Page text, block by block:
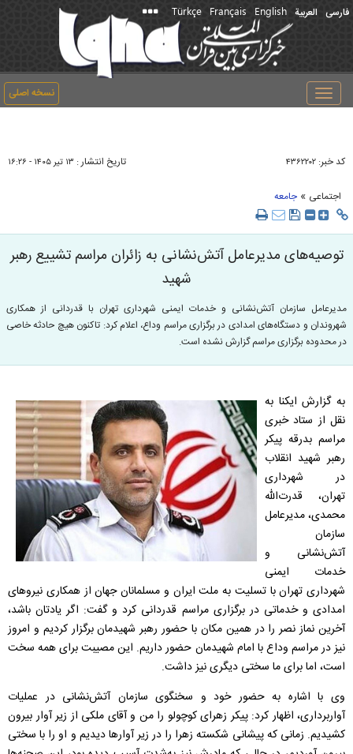
فارسی العربیة English
Français
Türkçe
نسخه اصلی
Toggle
navigation
کد خبر: ۴۳۶۲۲۰۲ تاریخ انتشار : ۱۳ تير ۱۴۰۵ - ۱۶:۲۶
اجتماعی » جامعه
توصیه‌های مدیرعامل آتش‌نشانی به زائران مراسم تشییع رهبر
شهید
مدیرعامل سازمان آتش‌نشانی و خدمات ایمنی شهرداری تهران با قدردانی از همکاری
شهروندان و دستگاه‌های امدادی در برگزاری مراسم وداع، اعلام کرد: تاکنون هیچ حادثه خاصی
در محدوده برگزاری مراسم گزارش نشده است.
به گزارش ایکنا به
نقل از ستاد خبری
مراسم بدرقه پیکر
رهبر شهید انقلاب
در شهرداری
تهران، قدرت‌الله
محمدی، مدیرعامل
سازمان
آتش‌نشانی و
خدمات ایمنی
شهرداری تهران با تسلیت به ملت ایران و مسلمانان جهان از همکاری نیرو‌های
امدادی و خدماتی در برگزاری مراسم قدردانی کرد و گفت: اگر یادتان باشد،
آخرین نماز نصر را در همین مکان با حضور رهبر شهیدمان برگزار کردیم و امروز
نیز در مراسم وداع با امام شهیدمان حضور داریم. این مصیبت برای همه سخت
است، اما برای ما سختی دیگری نیز داشت.
وی با اشاره به حضور خود و سخنگوی سازمان آتش‌نشانی در عملیات
آواربرداری، اظهار کرد: پیکر زهرای کوچولو را من و آقای ملکی از زیر آوار بیرون
کشیدیم. زمانی که پیشانی شکسته زهرا را در زیر آوار‌ها دیدیم و او را با سختی